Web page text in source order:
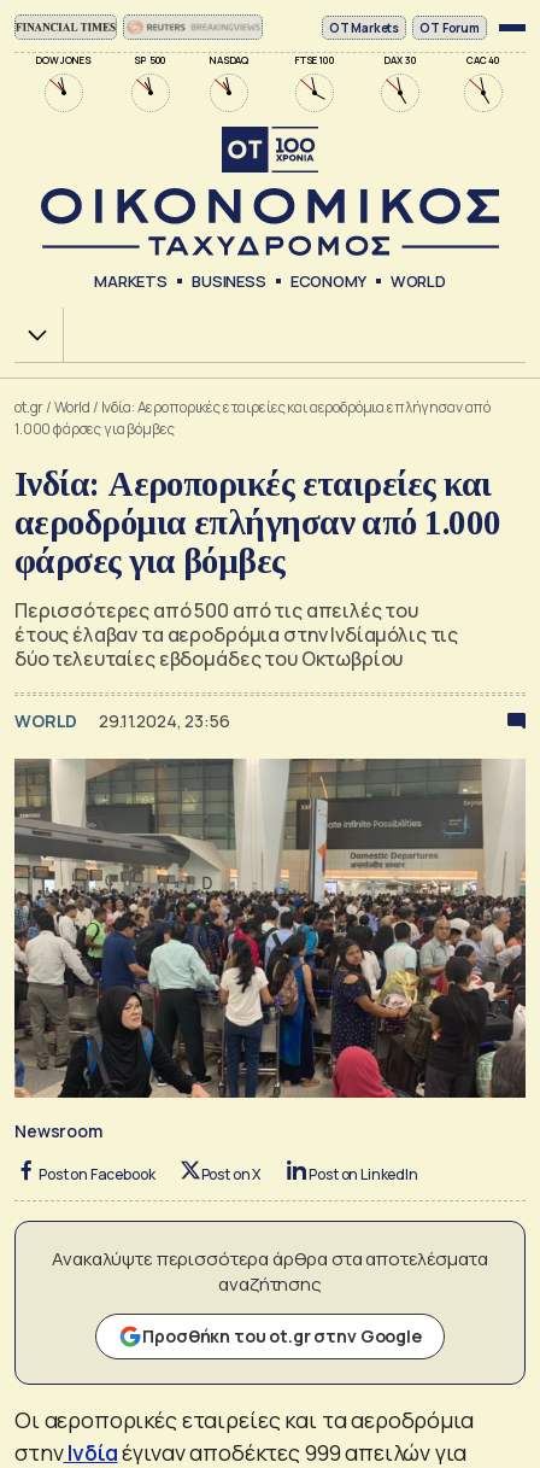
DOW JONES SP 500 NASDAQ FTSE 100 DAX 30 CAC 40
ΟΤ Markets OT Forum
MARKETS BUSINESS ECONOMY WORLD
Χ.Α.
ot.gr/World / Ινδία: Αεροπορικές εταιρείες και αεροδρόμια επλήγησαν από
1.000 φάρσες για βόμβες
Ινδία: Αεροπορικές εταιρείες και
αεροδρόμια επλήγησαν από 1.000
φάρσες για βόμβες
Περισσότερες από 500 από τις απειλές του
έτους έλαβαν τα αεροδρόμια στην Ινδίαμόλις τις
δύο τελευταίες εβδομάδες του Οκτωβρίου
WORLD 29.11.2024, 23:56
Newsroom
Post on Facebook Post on X Post on LinkedIn
Ανακαλύψτε περισσότερα άρθρα στα αποτελέσματα
αναζήτησης
Προσθήκη του ot.gr στην Google
Οι αεροπορικές εταιρείες και τα αεροδρόμια
στηνΙνδίαέγιναν αποδέκτες 999 απειλών για